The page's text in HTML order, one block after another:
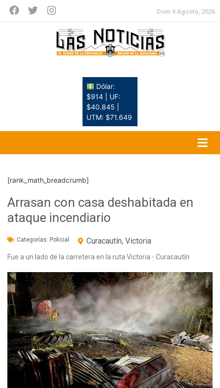
Dom 9 Agosto, 2026
Dólar:
$914 | UF:
$40.845 |
UTM: $71.649
[rank_math_breadcrumb]
Arrasan con casa deshabitada en
ataque incendiario
Categorías: Policial Curacautín, Victoria
Fue a un lado de la carretera en la ruta Victoria - Curacautín